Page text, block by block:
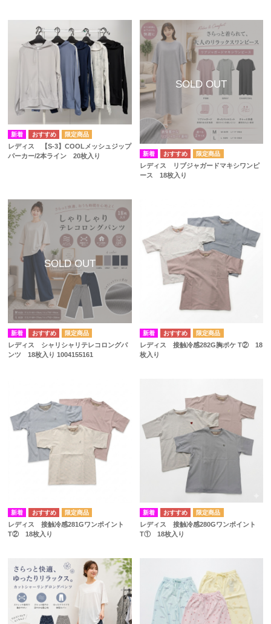
レディス 【S-3】COOLメッシュジップ
パーカー/2本ライン 20枚入り
レディス リブジャガードマキシワンピ
ース 18枚入り
レディス シャリシャリテレコロングパ
ンツ 18枚入り 1004155161
レディス 接触冷感282G胸ポケ T② 18
枚入り
レディス 接触冷感281Gワンポイント
T② 18枚入り
レディス 接触冷感280Gワンポイント
T① 18枚入り